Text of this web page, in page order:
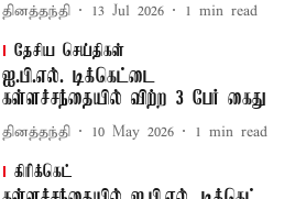
தினத்தந்தி 13 Jul 2026 1 min read
தேசிய செய்திகள்
ஐ.பி.எல். டிக்கெட்டை
கள்ளச்சந்தையில் விற்ற 3 பேர் கைது
தினத்தந்தி 10 May 2026 1 min read
கிரிக்கெட்